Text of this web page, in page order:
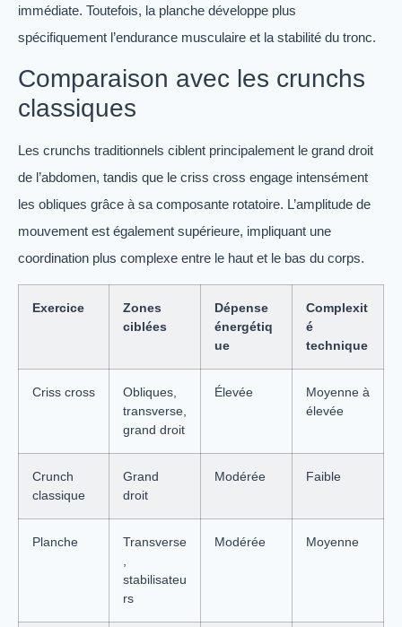
immédiate. Toutefois, la planche développe plus
spécifiquement l’endurance musculaire et la stabilité du tronc.
Comparaison avec les crunchs
classiques
Les crunchs traditionnels ciblent principalement le grand droit
de l’abdomen, tandis que le criss cross engage intensément
les obliques grâce à sa composante rotatoire. L’amplitude de
mouvement est également supérieure, impliquant une
coordination plus complexe entre le haut et le bas du corps.
Exercice
Zones
ciblées
Dépense
énergétiq
ue
Complexit
é
technique
Criss cross
Obliques,
transverse,
grand droit
Élevée
Moyenne à
élevée
Crunch
classique
Grand
droit
Modérée Faible
Planche
Transverse
,
stabilisateu
rs
Modérée Moyenne